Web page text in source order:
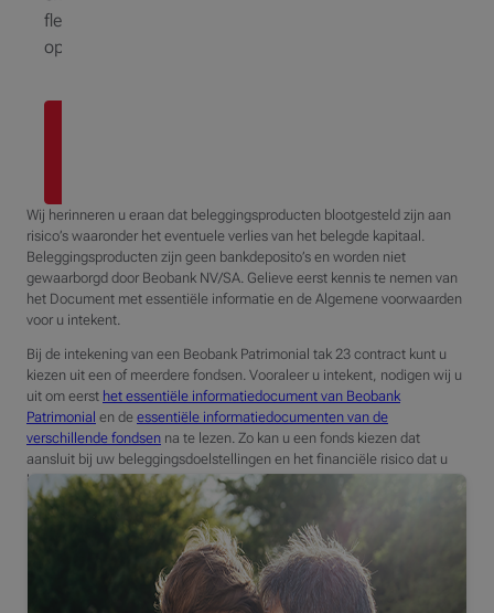
flexibele
oplossing
Wij herinneren u eraan dat beleggingsproducten blootgesteld zijn aan
risico’s waaronder het eventuele verlies van het belegde kapitaal.
Beleggingsproducten zijn geen bankdeposito’s en worden niet
gewaarborgd door Beobank NV/SA. Gelieve eerst kennis te nemen van
het Document met essentiële informatie en de Algemene voorwaarden
voor u intekent.
Bij de intekening van een Beobank Patrimonial tak 23 contract kunt u
kiezen uit een of meerdere fondsen. Vooraleer u intekent, nodigen wij u
uit om eerst het essentiële informatiedocument van Beobank
Patrimonial en de essentiële informatiedocumenten van de
verschillende fondsen na te lezen. Zo kan u een fonds kiezen dat
aansluit bij uw beleggingsdoelstellingen en het financiële risico dat u
bereid bent te nemen.